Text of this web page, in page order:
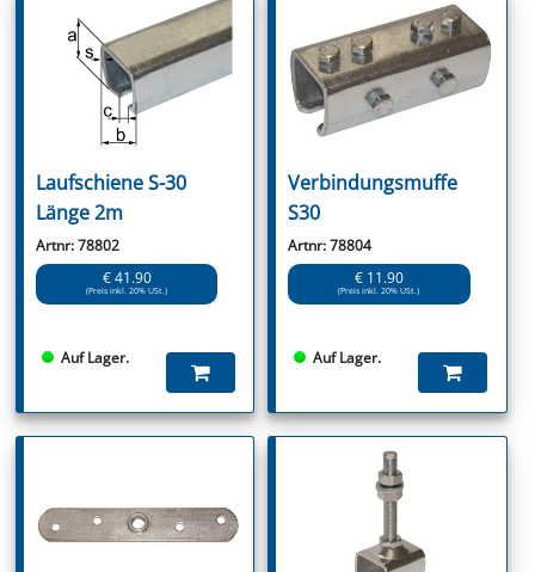
Laufschiene S-30
Länge 2m
Artnr: 78802
€ 41.90
(Preis inkl. 20% USt.)
Auf Lager.
Verbindungsmuffe
S30
Artnr: 78804
€ 11.90
(Preis inkl. 20% USt.)
Auf Lager.